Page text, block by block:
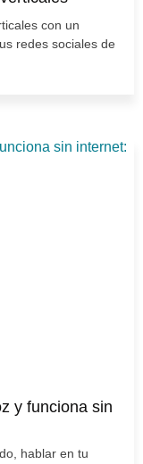
con un
redes sociales de
y funciona sin
hablar en tu